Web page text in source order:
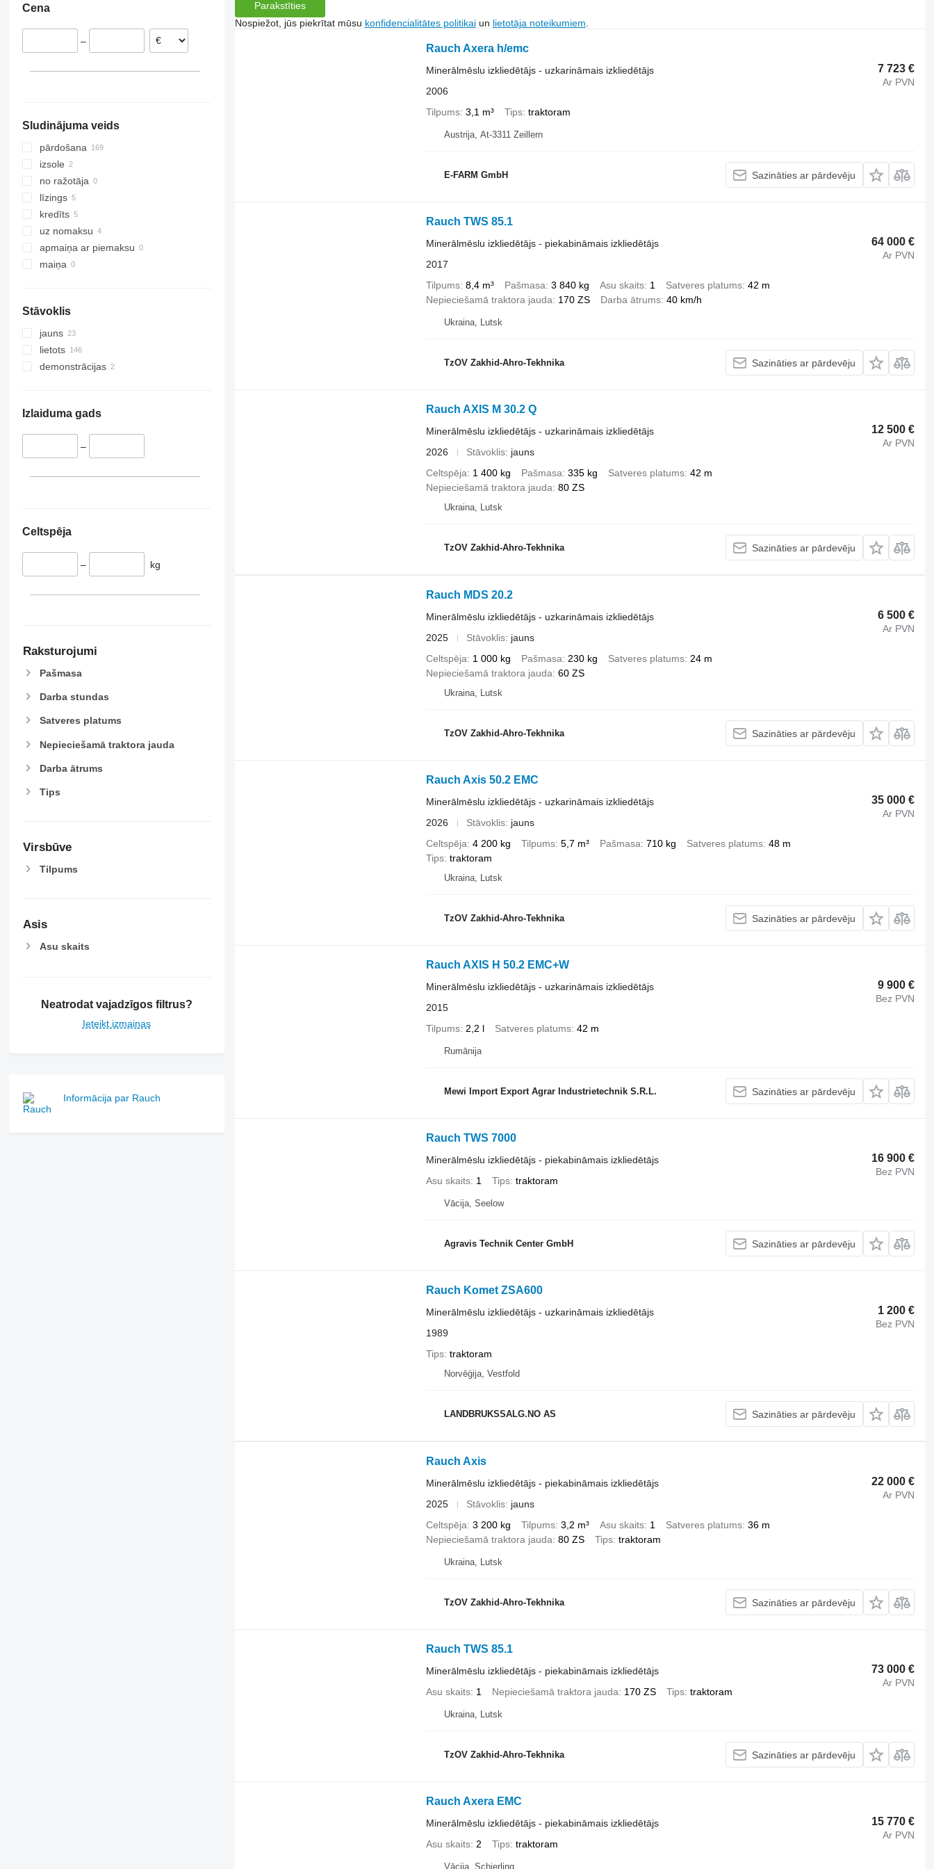
Francija
Nīderlande
Cena
–
Sludinājuma veids
pārdošana
izsole
no ražotāja
līzings
kredīts
uz nomaksu
apmaiņa ar piemaksu
maiņa
Stāvoklis
jauns
lietots
demonstrācijas
Izlaiduma gads
–
Celtspēja
– kg
Raksturojumi
Pašmasa
Darba stundas
Satveres platums
Nepieciešamā traktora jauda
Darba ātrums
Tips
Virsbūve
Tilpums
Asis
Asu skaits
Neatrodat vajadzīgos filtrus?
Ieteikt izmaiņas
Informācija par Rauch
Parakstīties
Nospiežot, jūs piekrītat mūsu konfidencialitātes politikaiun lietotāja noteikumiem
Rauch Axera h/emc
7 723 €
Ar PVN
Minerālmēslu izkliedētājs - uzkarināmais izkliedētājs
2006
Tilpums 3,1 m³ Tips traktoram
Austrija, At-3311 Zeillern
E-FARM GmbH Sazināties ar pārdevēju
Rauch TWS 85.1
64 000 €
Ar PVN
Minerālmēslu izkliedētājs - piekabināmais izkliedētājs
2017
Tilpums 8,4 m³ Pašmasa 3 840 kg Asu skaits 1 Satveres platums 42 m
Nepieciešamā traktora jauda
170 ZS Darba ātrums 40 km/h
Ukraina, Lutsk
TzOV Zakhid-Ahro-Tekhnika Sazināties ar pārdevēju
Rauch AXIS M 30.2 Q
12 500 €
Ar PVN
Minerālmēslu izkliedētājs - uzkarināmais izkliedētājs
2026
Stāvoklis jauns
Celtspēja
1 400 kg Pašmasa 335 kg Satveres platums 42 m
Nepieciešamā traktora jauda 80 ZS
Ukraina, Lutsk
TzOV Zakhid-Ahro-Tekhnika Sazināties ar pārdevēju
Rauch MDS 20.2
6 500 €
Ar PVN
Minerālmēslu izkliedētājs - uzkarināmais izkliedētājs
2025
Stāvoklis jauns
Celtspēja
1 000 kg Pašmasa 230 kg Satveres platums 24 m
Nepieciešamā traktora jauda 60 ZS
Ukraina, Lutsk
TzOV Zakhid-Ahro-Tekhnika Sazināties ar pārdevēju
Rauch Axis 50.2 EMC
35 000 €
Ar PVN
Minerālmēslu izkliedētājs - uzkarināmais izkliedētājs
2026
Stāvoklis jauns
Celtspēja 4 200 kg Tilpums 5,7 m³ Pašmasa 710 kg Satveres platums 48 m
Tips traktoram
Ukraina, Lutsk
TzOV Zakhid-Ahro-Tekhnika Sazināties ar pārdevēju
Rauch AXIS H 50.2 EMC+W
9 900 €
Bez PVN
Minerālmēslu izkliedētājs - uzkarināmais izkliedētājs
2015
Tilpums 2,2 l Satveres platums 42 m
Rumānija
Mewi Import Export Agrar Industrietechnik S.R.L. Sazināties ar pārdevēju
Rauch TWS 7000
16 900 €
Bez PVN
Minerālmēslu izkliedētājs - piekabināmais izkliedētājs
Asu skaits 1 Tips traktoram
Vācija, Seelow
Agravis Technik Center GmbH Sazināties ar pārdevēju
Rauch Komet ZSA600
1 200 €
Bez PVN
Minerālmēslu izkliedētājs - uzkarināmais izkliedētājs
1989
Tips traktoram
Norvēģija, Vestfold
LANDBRUKSSALG.NO AS Sazināties ar pārdevēju
Rauch Axis
22 000 €
Ar PVN
Minerālmēslu izkliedētājs - piekabināmais izkliedētājs
2025
Stāvoklis jauns
Celtspēja 3 200 kg Tilpums 3,2 m³ Asu skaits 1 Satveres platums 36 m
Nepieciešamā traktora jauda 80 ZS Tips traktoram
Ukraina, Lutsk
TzOV Zakhid-Ahro-Tekhnika Sazināties ar pārdevēju
Rauch TWS 85.1
73 000 €
Ar PVN
Minerālmēslu izkliedētājs - piekabināmais izkliedētājs
Asu skaits 1 Nepieciešamā traktora jauda 170 ZS Tips traktoram
Ukraina, Lutsk
TzOV Zakhid-Ahro-Tekhnika Sazināties ar pārdevēju
Rauch Axera EMC
15 770 €
Ar PVN
Minerālmēslu izkliedētājs - piekabināmais izkliedētājs
Asu skaits 2 Tips traktoram
Vācija, Schierling